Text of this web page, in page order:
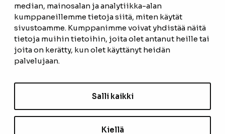
median, mainosalan ja analytiikka-alan
kumppaneillemme tietoja siitä, miten käytät
sivustoamme. Kumppanimme voivat yhdistää näitä
tietoja muihin tietoihin, joita olet antanut heille tai
joita on kerätty, kun olet käyttänyt heidän
palvelujaan.
Salli kaikki
Kiellä
TUOTTEET
REFERENSSIT
OTA YHTEYTTÄ
TIETOSUOJASELOSTE
EVÄSTEASETUKSET